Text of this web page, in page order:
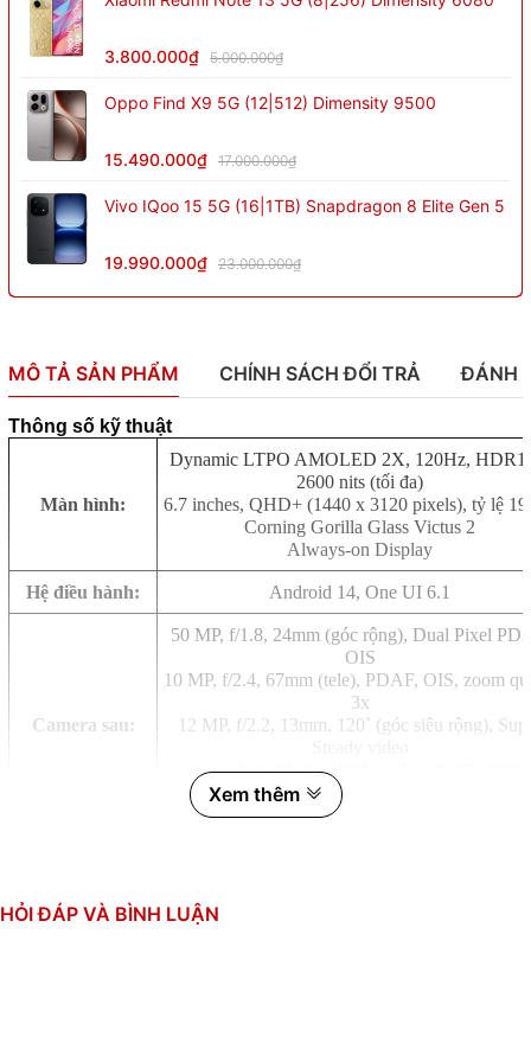
3.800.000₫ 5.000.000₫
Oppo Find X9 5G (12|512) Dimensity 9500
15.490.000₫ 17.000.000₫
Vivo IQoo 15 5G (16|1TB) Snapdragon 8 Elite Gen 5
19.990.000₫ 23.000.000₫
MÔ TẢ SẢN PHẨM CHÍNH SÁCH ĐỔI TRẢ ĐÁNH
Thông số kỹ thuật
Màn hình:
Dynamic LTPO AMOLED 2X, 120Hz,
2600 nits (tối đa)
6.7 inches, QHD+ (1440 x 3120 pixels), tỷ lệ
Corning Gorilla Glass Victus 2
Always-on Display
Hệ điều hành: Android 14, One UI 6.1
Camera sau:
50 MP, f/1.8, 24mm (góc rộng), Dual Pixel
OIS
10 MP, f/2.4, 67mm (tele), PDAF, OIS, zoom
3x
12 MP, f/2.2, 13mm, 120˚ (góc siêu rộng),
Quay phim: 8K@24/30fps, 4K@30/60/
1080p@30/60/240fps, 1080p@960fps,
stereo sound rec., gyro-EIS
Quay phim: 4K@30/60fps, 1080p@30fps
Xem thêm
HỎI ĐÁP VÀ BÌNH LUẬN